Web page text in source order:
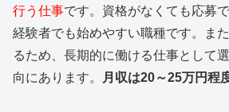
行う仕事です。資格がなくても応募
経験者でも始めやすい職種です。ま
るため、長期的に働ける仕事として
向にあります。
月収は20～25万円程